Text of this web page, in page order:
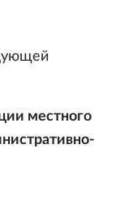
местного